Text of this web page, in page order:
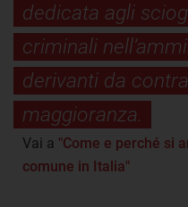
dedicata agli
criminali
derivanti da
maggioranza.
Vai a "Come e perché si
comune in Italia"